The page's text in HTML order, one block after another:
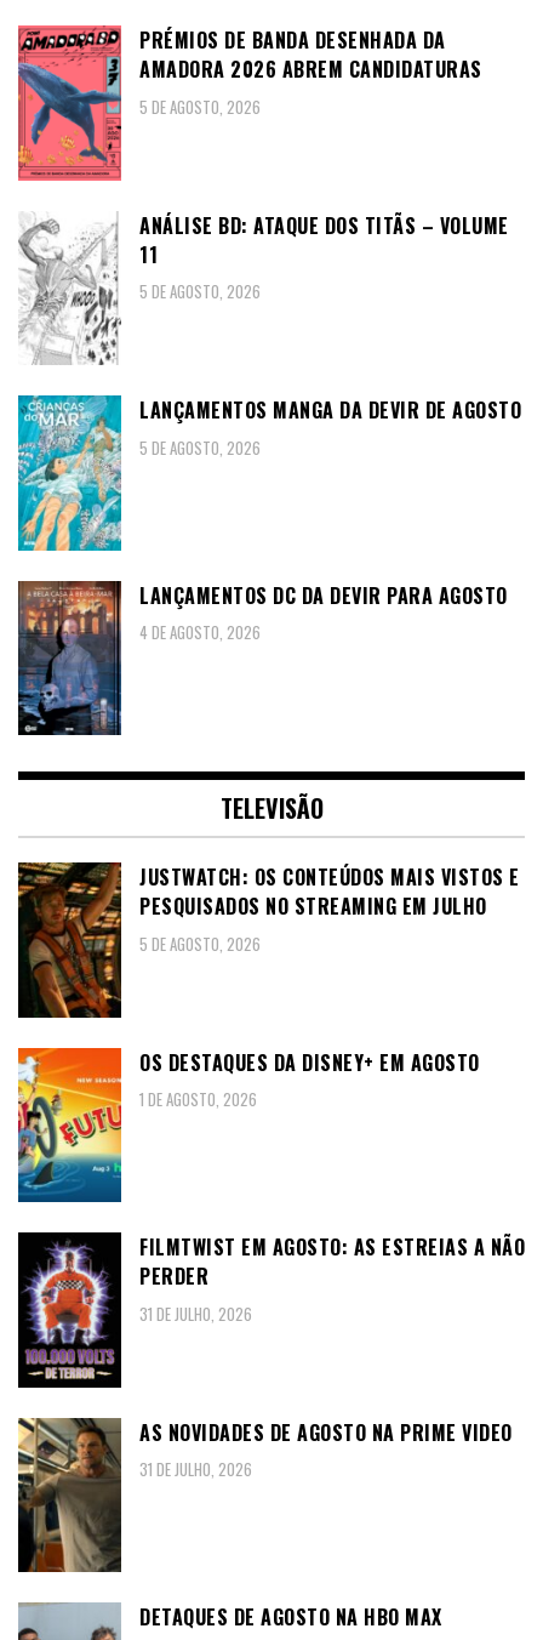
PRÉMIOS DE BANDA DESENHADA DA
AMADORA 2026 ABREM CANDIDATURAS
5 DE AGOSTO, 2026
ANÁLISE BD: ATAQUE DOS TITÃS – VOLUME
11
5 DE AGOSTO, 2026
LANÇAMENTOS MANGA DA DEVIR DE AGOSTO
5 DE AGOSTO, 2026
LANÇAMENTOS DC DA DEVIR PARA AGOSTO
4 DE AGOSTO, 2026
TELEVISÃO
JUSTWATCH: OS CONTEÚDOS MAIS VISTOS E
PESQUISADOS NO STREAMING EM JULHO
5 DE AGOSTO, 2026
OS DESTAQUES DA DISNEY+ EM AGOSTO
1 DE AGOSTO, 2026
FILMTWIST EM AGOSTO: AS ESTREIAS A NÃO
PERDER
31 DE JULHO, 2026
AS NOVIDADES DE AGOSTO NA PRIME VIDEO
31 DE JULHO, 2026
DETAQUES DE AGOSTO NA HBO MAX